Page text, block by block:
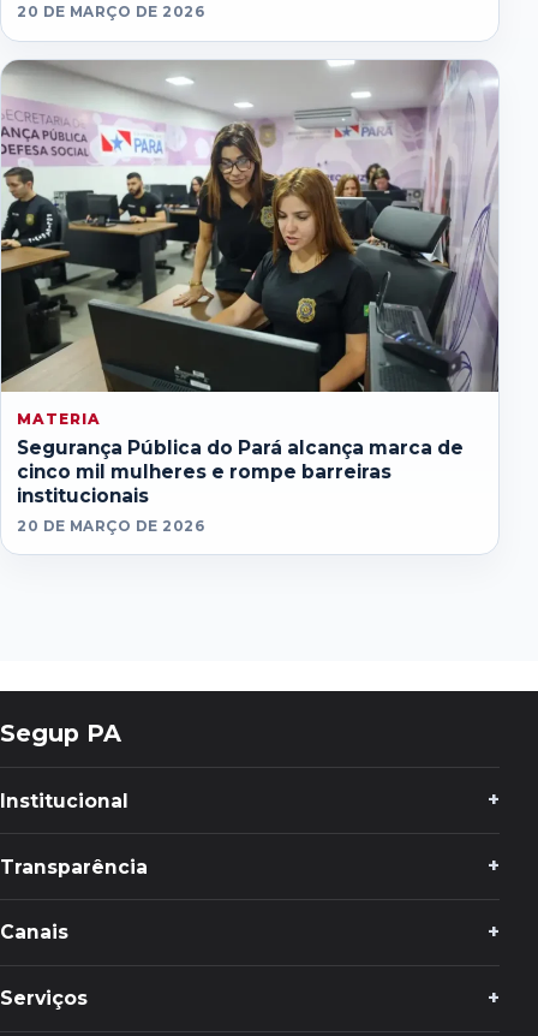
20 DE MARÇO DE 2026
MATERIA
Segurança Pública do Pará alcança marca de
cinco mil mulheres e rompe barreiras
institucionais
20 DE MARÇO DE 2026
Segup PA
Institucional
Transparência
Canais
Serviços